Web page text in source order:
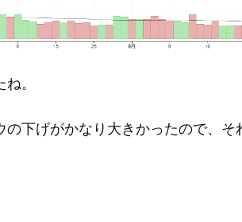
。
下げがかなり大きかったので、そ